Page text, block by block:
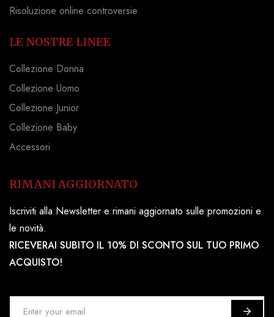
Risoluzione online controversie
LE NOSTRE LINEE
Collezione Donna
Collezione Uomo
Collezione Junior
Collezione Baby
Accessori
RIMANI AGGIORNATO
Iscriviti alla Newsletter e rimani aggiornato sulle promozioni e
le novità.
RICEVERAI SUBITO IL 10% DI SCONTO SUL TUO PRIMO
ACQUISTO!